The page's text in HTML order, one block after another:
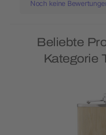
Noch keine
Beliebte
Kategorie